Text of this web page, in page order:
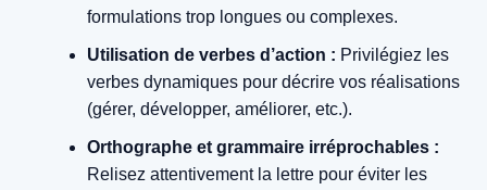
formulations trop longues ou complexes.
Utilisation de verbes d’action : Privilégiez les
verbes dynamiques pour décrire vos réalisations
(gérer, développer, améliorer, etc.).
Orthographe et grammaire irréprochables :
Relisez attentivement la lettre pour éviter les